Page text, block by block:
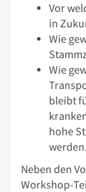
Vor
in
Wie
Wie
bleibt
hohe
werden.
Neben den
Workshop-